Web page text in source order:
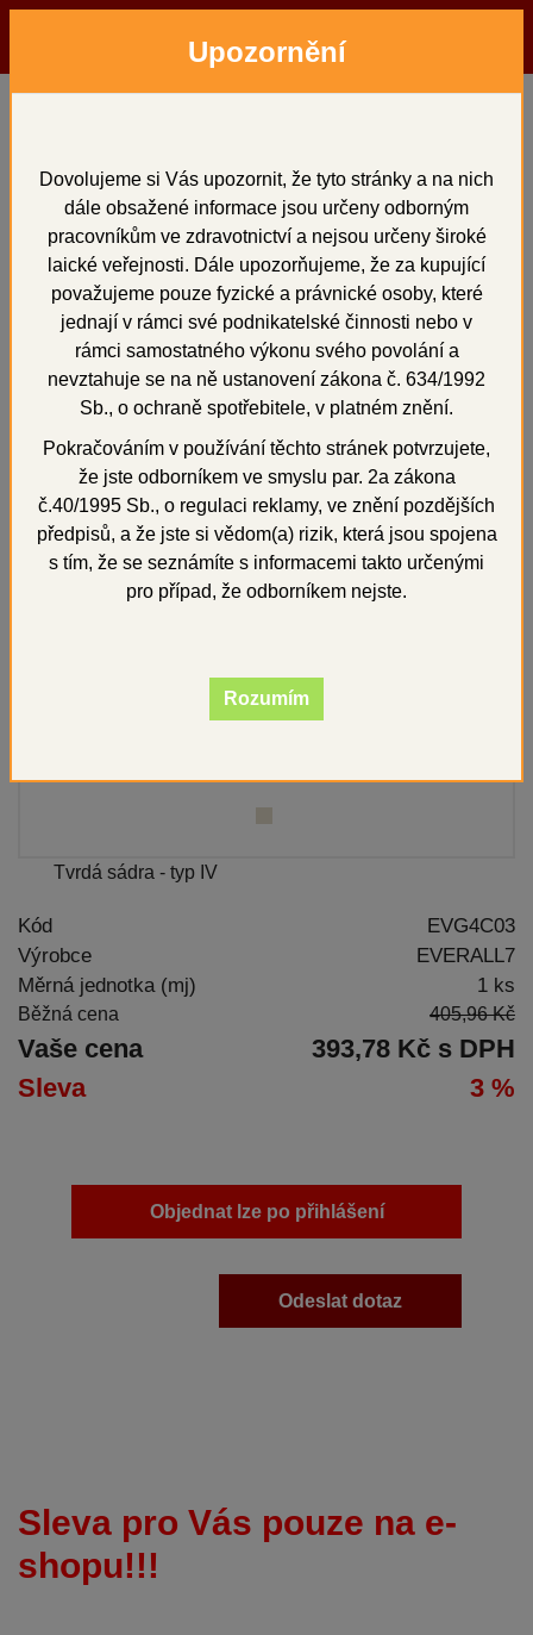
Hledat Přihlásit
Stodent IV BASE,
cihlověčervená 3 kg
+
Novinka
Sleva 3 %
Tvrdá sádra - typ IV
Kód
EVG4C03
Výrobce
EVERALL7
Měrná jednotka (mj)
1 ks
Běžná cena 405,96 Kč
Vaše cena
393,78 Kč s DPH
Sleva
3 %
Objednat lze po přihlášení
Odeslat dotaz
Sleva pro Vás pouze na e-
shopu!!!
Upozornění
Dovolujeme si Vás upozornit, že tyto stránky a na nich
dále obsažené informace jsou určeny odborným
pracovníkům ve zdravotnictví a nejsou určeny široké
laické veřejnosti. Dále upozorňujeme, že za kupující
považujeme pouze fyzické a právnické osoby, které
jednají v rámci své podnikatelské činnosti nebo v
rámci samostatného výkonu svého povolání a
nevztahuje se na ně ustanovení zákona č. 634/1992
Sb., o ochraně spotřebitele, v platném znění.
Pokračováním v používání těchto stránek potvrzujete,
že jste odborníkem ve smyslu par. 2a zákona
č.40/1995 Sb., o regulaci reklamy, ve znění pozdějších
předpisů, a že jste si vědom(a) rizik, která jsou spojena
s tím, že se seznámíte s informacemi takto určenými
pro případ, že odborníkem nejste.
Rozumím